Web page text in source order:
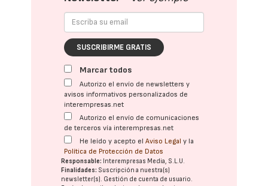
SUSCRIBIRME GRATIS
Marcar todos
Autorizo el envío de newsletters y
avisos informativos personalizados de
interempresas.net
Autorizo el envío de comunicaciones
de terceros vía interempresas.net
He leído y acepto elAviso Legal y la
Política de Protección de Datos
Responsable: Interempresas Media, S.L.U.
Finalidades: Suscripción a nuestra(s)
newsletter(s). Gestión de cuenta de usuario.